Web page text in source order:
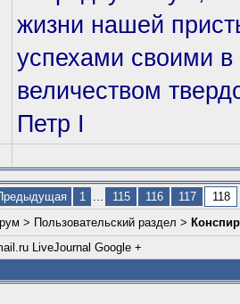
жизни нашей
успехами своими
величеством
Петр I
1 ... 115 116 117
118
> Пользовательский раздел >
LiveJournal Google +